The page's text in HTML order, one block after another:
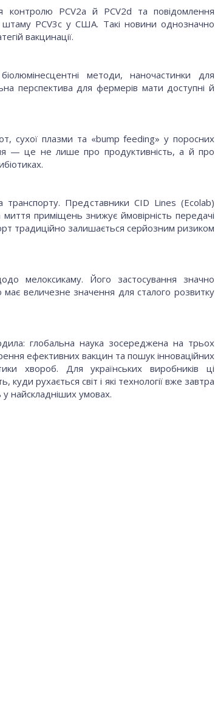
контролю PCV2a й PCV2d та повідомлення
PCV3c у США. Такі новини однозначно
вакцинації.
методи, наночастинки для
перспектива для фермерів мати доступні й
сухої плазми та «bump feeding» у поросних
— це не лише про продуктивність, а й про
Представники CID Lines (Ecolab)
приміщень знижує ймовірність передачі
традиційно залишається серйозним ризиком
мелоксикаму. Його застосування значно
величезне значення для сталого розвитку
глобальна наука зосереджена на трьох
ефективних вакцин та пошук інноваційних
хвороб. Для українських виробників ці
рухається світ і які технології вже завтра
найскладніших умовах.